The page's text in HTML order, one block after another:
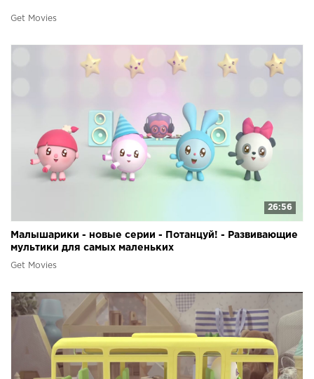
Get Movies
26:56
Малышарики - новые серии - Потанцуй! - Развивающие
мультики для самых маленьких
Get Movies